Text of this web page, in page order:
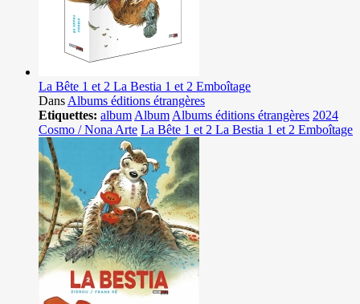
La Bête 1 et 2 La Bestia 1 et 2 Emboîtage
Dans Albums éditions étrangères
Etiquettes: album Album Albums éditions étrangères 2024
Cosmo / Nona Arte La Bête 1 et 2 La Bestia 1 et 2 Emboîtage